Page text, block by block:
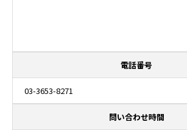
電話番号
03-3653-8271
問い合わせ時間